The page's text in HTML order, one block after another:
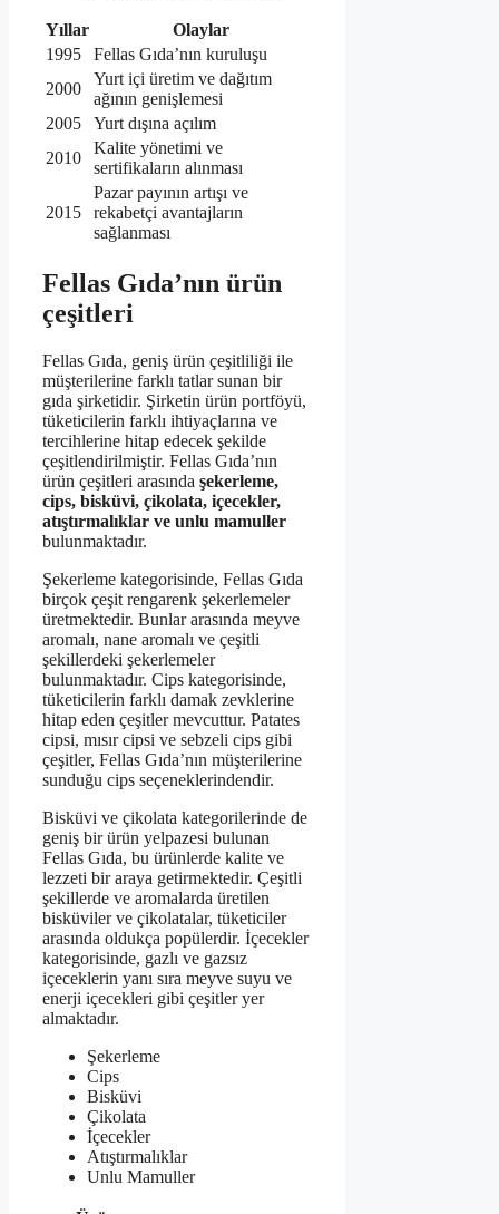
Yıllar
Olaylar
1995
Fellas Gıda’nın kuruluşu
2000
Yurt içi üretim ve dağıtım
ağının genişlemesi
2005
Yurt dışına açılım
2010
Kalite yönetimi ve
sertifikaların alınması
2015
Pazar payının artışı ve
rekabetçi avantajların
sağlanması
Fellas Gıda’nın ürün
çeşitleri
Fellas Gıda, geniş ürün çeşitliliği ile
müşterilerine farklı tatlar sunan bir
gıda şirketidir. Şirketin ürün portföyü,
tüketicilerin farklı ihtiyaçlarına ve
tercihlerine hitap edecek şekilde
çeşitlendirilmiştir. Fellas Gıda’nın
ürün çeşitleri arasında şekerleme,
cips, bisküvi, çikolata, içecekler,
atıştırmalıklar ve unlu mamuller
bulunmaktadır.
Şekerleme kategorisinde, Fellas Gıda
birçok çeşit rengarenk şekerlemeler
üretmektedir. Bunlar arasında meyve
aromalı, nane aromalı ve çeşitli
şekillerdeki şekerlemeler
bulunmaktadır. Cips kategorisinde,
tüketicilerin farklı damak zevklerine
hitap eden çeşitler mevcuttur. Patates
cipsi, mısır cipsi ve sebzeli cips gibi
çeşitler, Fellas Gıda’nın müşterilerine
sunduğu cips seçeneklerindendir.
Bisküvi ve çikolata kategorilerinde de
geniş bir ürün yelpazesi bulunan
Fellas Gıda, bu ürünlerde kalite ve
lezzeti bir araya getirmektedir. Çeşitli
şekillerde ve aromalarda üretilen
bisküviler ve çikolatalar, tüketiciler
arasında oldukça popülerdir. İçecekler
kategorisinde, gazlı ve gazsız
içeceklerin yanı sıra meyve suyu ve
enerji içecekleri gibi çeşitler yer
almaktadır.
Şekerleme
Cips
Bisküvi
Çikolata
İçecekler
Atıştırmalıklar
Unlu Mamuller